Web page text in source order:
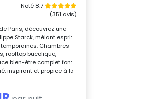
Noté 8.7
(351 avis)
Paris, découvrez une
Starck, mêlant esprit
Chambres
rooftop bucolique,
bien-être complet font
inspirant et propice à la